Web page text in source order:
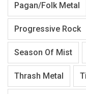
Pagan/Folk Metal
Progressive Rock
Season Of Mist
Thrash Metal